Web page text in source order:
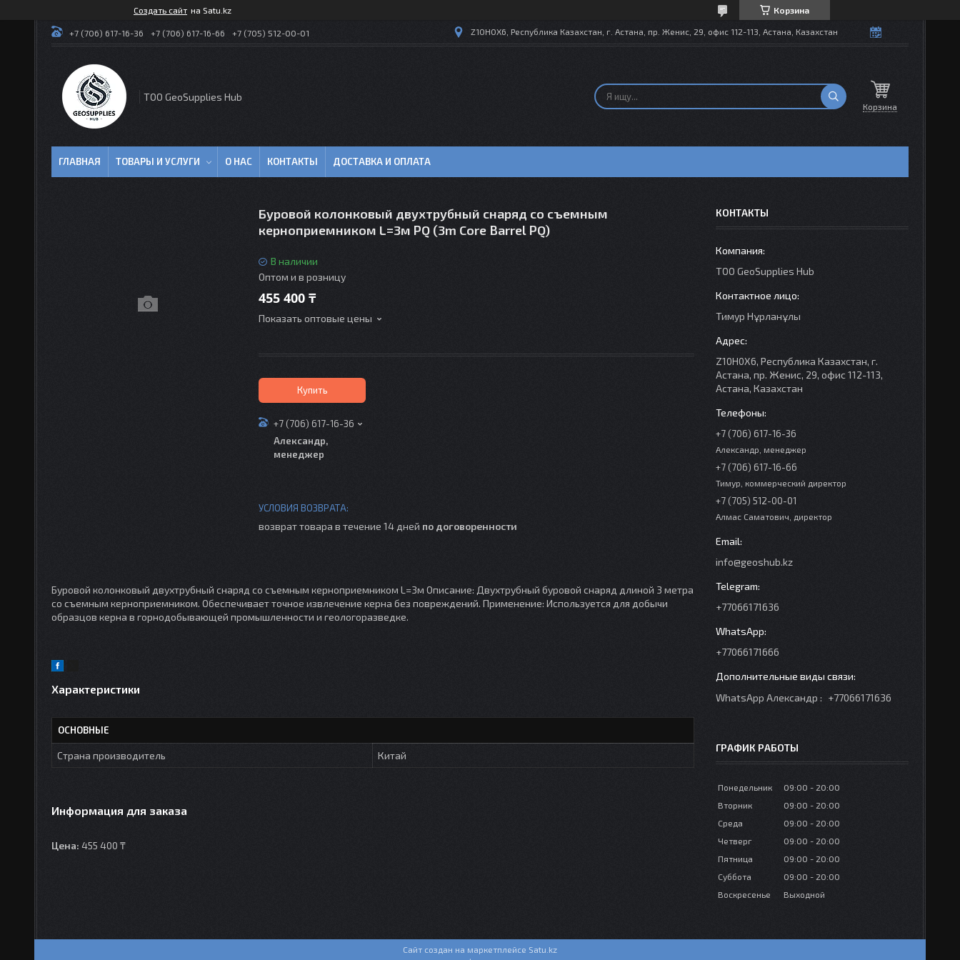
Создать сайт на Satu.kz Корзина
+7 (706) 617-16-36 +7 (706) 617-16-66 +7 (705) 512-00-01 Z10H0X6, Республика Казахстан, г. Астана, пр. Женис, 29, офис 112-113, Астана, Казахстан
TOO GeoSupplies Hub
Корзина
ГЛАВНАЯ ТОВАРЫ И УСЛУГИ О НАС КОНТАКТЫ ДОСТАВКА И ОПЛАТА
Буровой колонковый двухтрубный снаряд со съемным
керноприемником L=3м PQ (3m Core Barrel PQ)
В наличии
Оптом и в розницу
455 400 ₸
Показать оптовые цены
Купить
+7 (706) 617-16-36
Александр,
менеджер
возврат товара в течение 14 дней по договоренности
Буровой колонковый двухтрубный снаряд со съемным керноприемником L=3м Описание: Двухтрубный буровой снаряд длиной 3 метра
со съемным керноприемником. Обеспечивает точное извлечение керна без повреждений. Применение: Используется для добычи
образцов керна в горнодобывающей промышленности и геологоразведке.
Характеристики
ОСНОВНЫЕ
Страна производитель Китай
Информация для заказа
Цена: 455 400 ₸
КОНТАКТЫ
TOO GeoSupplies Hub
Тимур Нұрланұлы
Z10H0X6, Республика Казахстан, г.
Астана, пр. Женис, 29, офис 112-113,
Астана, Казахстан
+7 (706) 617-16-36
Александр, менеджер
+7 (706) 617-16-66
Тимур, коммерческий директор
+7 (705) 512-00-01
Алмас Саматович, директор
info@geoshub.kz
+77066171636
+77066171666
WhatsApp Александр +77066171636
ГРАФИК РАБОТЫ
Понедельник 09:00
20:00
Вторник
09:00
20:00
Среда
09:00
20:00
Четверг
09:00
20:00
Пятница
09:00
20:00
Суббота
09:00
20:00
Воскресенье
Выходной
Сайт создан на маркетплейсе Satu.kz